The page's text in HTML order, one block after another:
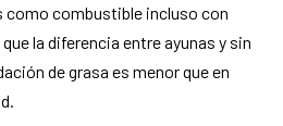
combustible incluso con
la diferencia entre ayunas y sin
de grasa es menor que en